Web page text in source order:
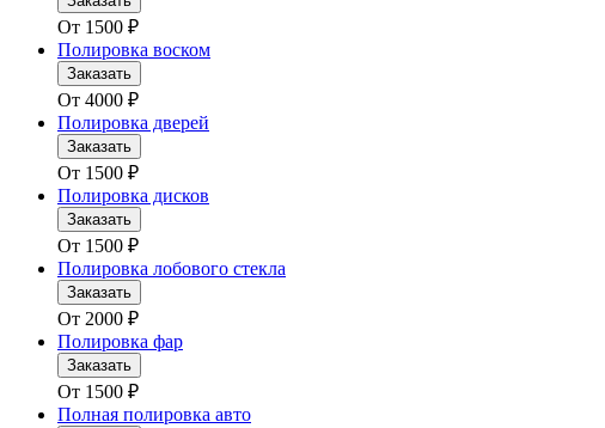
От 1500 ₽
Полировка воском
Заказать
От 4000 ₽
Полировка дверей
Заказать
От 1500 ₽
Полировка дисков
Заказать
От 1500 ₽
Полировка лобового стекла
Заказать
От 2000 ₽
Полировка фар
Заказать
От 1500 ₽
Полная полировка авто